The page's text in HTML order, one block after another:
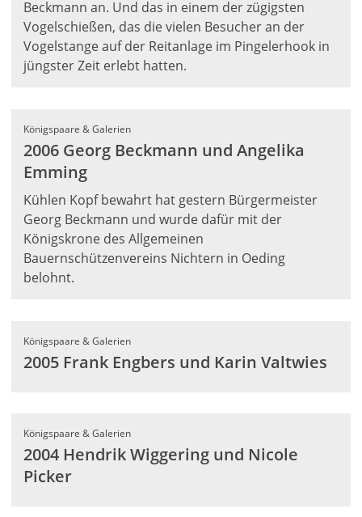
Beckmann an. Und das in einem der zügigsten
Vogelschießen, das die vielen Besucher an der
Vogelstange auf der Reitanlage im Pingelerhook in
jüngster Zeit erlebt hatten.
Königspaare & Galerien
2006 Georg Beckmann und Angelika
Emming
Kühlen Kopf bewahrt hat gestern Bürgermeister
Georg Beckmann und wurde dafür mit der
Königskrone des Allgemeinen
Bauernschützenvereins Nichtern in Oeding
belohnt.
Königspaare & Galerien
2005 Frank Engbers und Karin Valtwies
Königspaare & Galerien
2004 Hendrik Wiggering und Nicole
Picker